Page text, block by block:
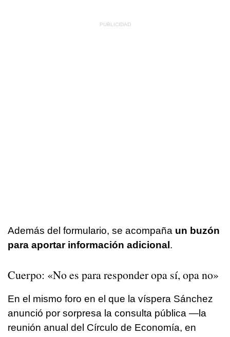
Además del formulario, se acompaña un buzón
para aportar información adicional.
Cuerpo: «No es para responder opa sí, opa no»
En el mismo foro en el que la víspera Sánchez
anunció por sorpresa la consulta pública —la
reunión anual del Círculo de Economía, en